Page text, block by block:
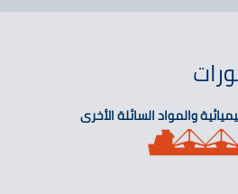
والمواد السائلة الأخرى